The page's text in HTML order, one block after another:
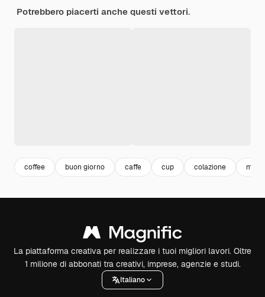
Potrebbero piacerti anche questi vettori.
coffee buon giorno caffe cup colazione
La piattaforma creativa per realizzare i tuoi migliori lavori. Oltre
1 milione di abbonati tra creativi, imprese, agenzie e studi.
Italiano